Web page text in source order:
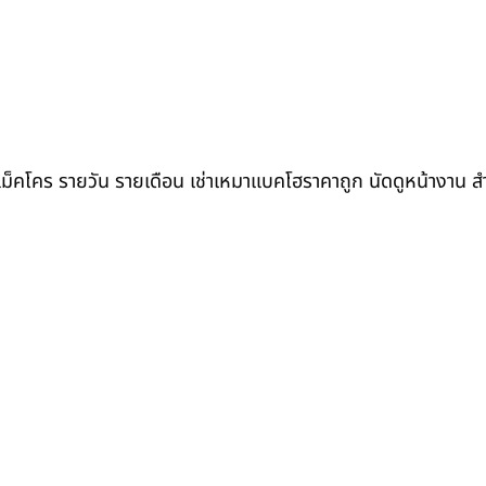
โคร รายวัน รายเดือน เช่าเหมาแบคโฮราคาถูก นัดดูหน้างาน ส